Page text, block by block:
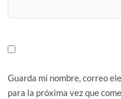
Guarda mi nombre, correo
para la próxima vez que